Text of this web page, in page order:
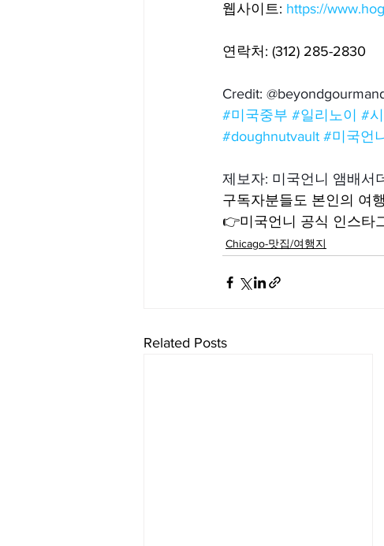
웹사이트: https://
연락처: (312) 285-2830
Credit:
#미국중부 #일리노이 #
#doughnutvault #미국언니
제보자: 미국언니 앰배서
구독자분들도 본인의 여
👉미국언니 공식 인스타
Chicago-맛집/여행지
Related Posts